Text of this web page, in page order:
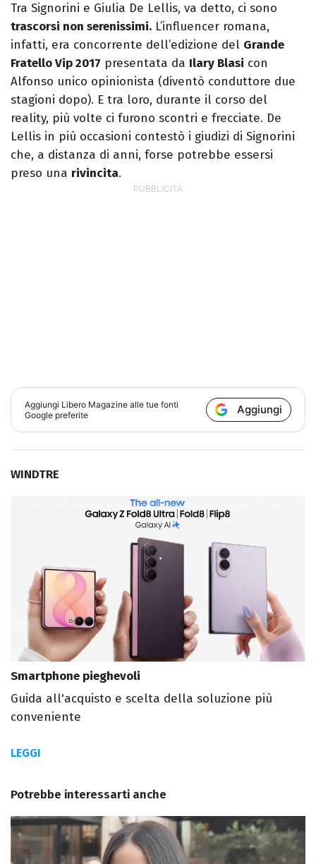
Tra Signorini e Giulia De Lellis, va detto, ci sono
trascorsi non serenissimi. L’influencer romana,
infatti, era concorrente dell’edizione del Grande
Fratello Vip 2017 presentata da Ilary Blasi con
Alfonso unico opinionista (diventò conduttore due
stagioni dopo). E tra loro, durante il corso del
reality, più volte ci furono scontri e frecciate. De
Lellis in più occasioni contestò i giudizi di Signorini
che, a distanza di anni, forse potrebbe essersi
preso una rivincita.
Aggiungi Libero Magazine alle tue fonti
Google preferite
Aggiungi
WINDTRE
Smartphone pieghevoli
Guida all'acquisto e scelta della soluzione più
conveniente
LEGGI
Potrebbe interessarti anche